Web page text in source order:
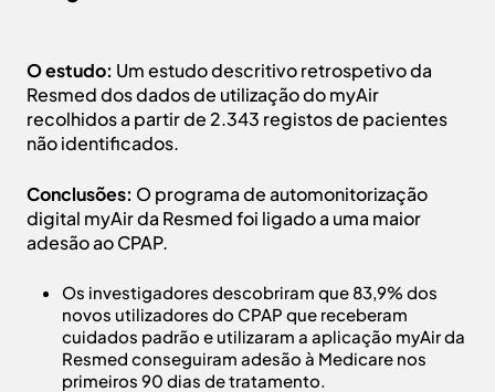
O estudo: Um estudo descritivo retrospetivo da
Resmed dos dados de utilização do myAir
recolhidos a partir de 2.343 registos de pacientes
não identificados.
Conclusões: O programa de automonitorização
digital myAir da Resmed foi ligado a uma maior
adesão ao CPAP.
Os investigadores descobriram que 83,9% dos
novos utilizadores do CPAP que receberam
cuidados padrão e utilizaram a aplicação myAir da
Resmed conseguiram adesão à Medicare nos
primeiros 90 dias de tratamento.